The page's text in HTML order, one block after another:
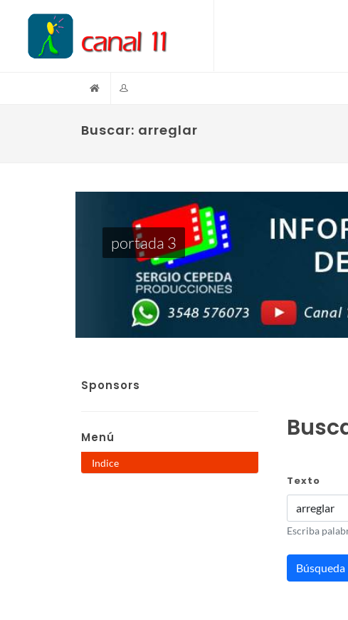
Buscar: arreglar
portada 3
Sponsors
Menú
Indice
Texto
Escriba